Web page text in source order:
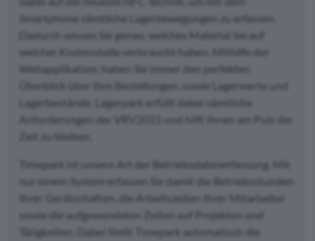
Smartphone sämtliche Lagerbewegungen zu erfassen.
Dadurch wissen Sie genau, welches Material Sie auf
welcher Kostenstelle verbraucht haben. Mithilfe der
Webapplikation, haben Sie immer den perfekten
Überblick über Ihre Bestellungen, sowie Lagerwerte und
Lagerbestände. Lagerpark erfüllt dabei sämtliche
Anforderungen der VRV2015 und hilft Ihnen am Puls der
Zeit zu bleiben.
Timepark ist unsere Art der Betriebsdatenerfassung. Mit
nur einem System erfassen Sie damit die Betriebsstunden
Ihrer Gerätschaften, die Arbeitszeiten Ihrer Mitarbeiter
sowie die aufgewendeten Zeiten auf Projekten und
Tätigkeiten. Dabei Stellt Timepark automatisch die